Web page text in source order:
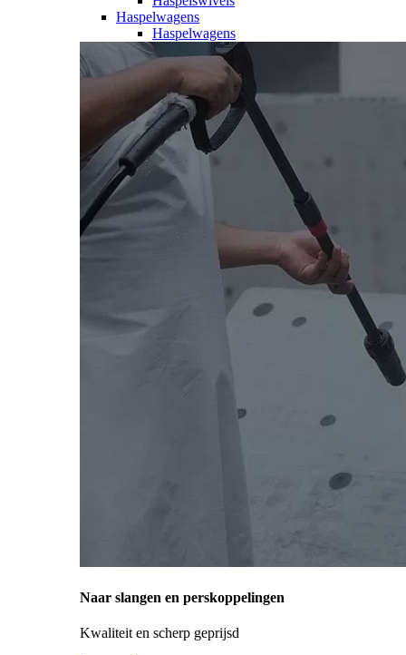
Haspelwagens
Haspelwagens
Naar slangen en perskoppelingen
Kwaliteit en scherp geprijsd